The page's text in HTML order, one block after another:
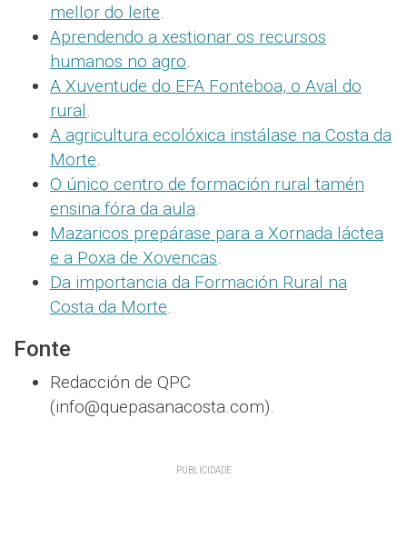
mellor do leite.
Aprendendo a xestionar os recursos
humanos no agro.
A Xuventude do EFA Fonteboa, o Aval do
rural.
A agricultura ecolóxica instálase na Costa da
Morte.
O único centro de formación rural tamén
ensina fóra da aula.
Mazaricos prepárase para a Xornada láctea
e a Poxa de Xovencas.
Da importancia da Formación Rural na
Costa da Morte.
Fonte
Redacción de QPC
(info@quepasanacosta.com).